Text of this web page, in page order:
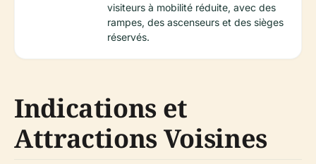
visiteurs à mobilité réduite, avec des
rampes, des ascenseurs et des sièges
réservés.
Indications et
Attractions Voisines